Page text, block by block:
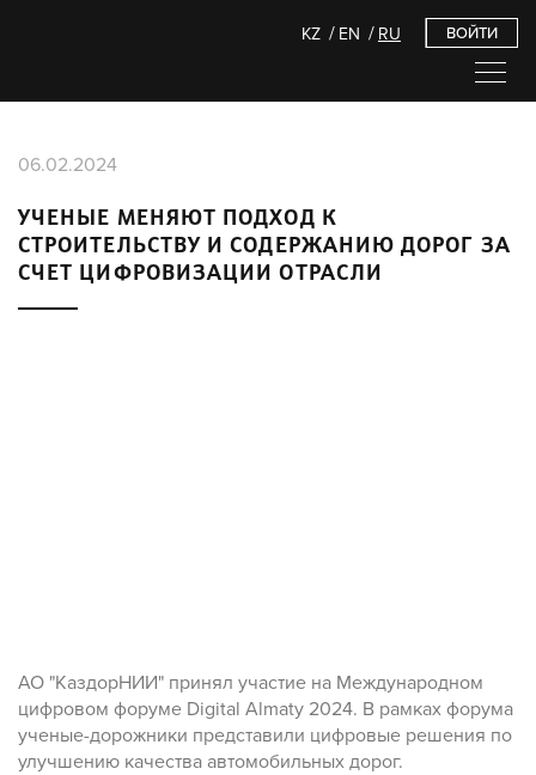
KZ EN RU ВОЙТИ
06.02.2024
УЧЕНЫЕ МЕНЯЮТ ПОДХОД К
СТРОИТЕЛЬСТВУ И СОДЕРЖАНИЮ ДОРОГ ЗА
СЧЕТ ЦИФРОВИЗАЦИИ ОТРАСЛИ
АО "КаздорНИИ" принял участие на Международном
цифровом форуме Digital Almaty 2024. В рамках форума
ученые-дорожники представили цифровые решения по
улучшению качества автомобильных дорог.